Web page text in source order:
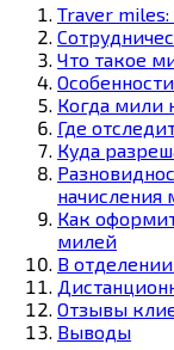
Traver
Что такое
Когда мили
Где
Куда
начисления
Как
милей
В
Отзывы
Выводы